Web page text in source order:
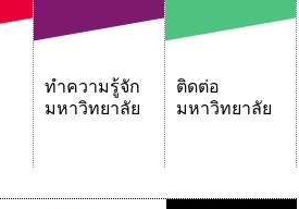
ทำความรู้จัก
มหาวิทยาลัย
ติดต่อ
มหาวิทยาลัย